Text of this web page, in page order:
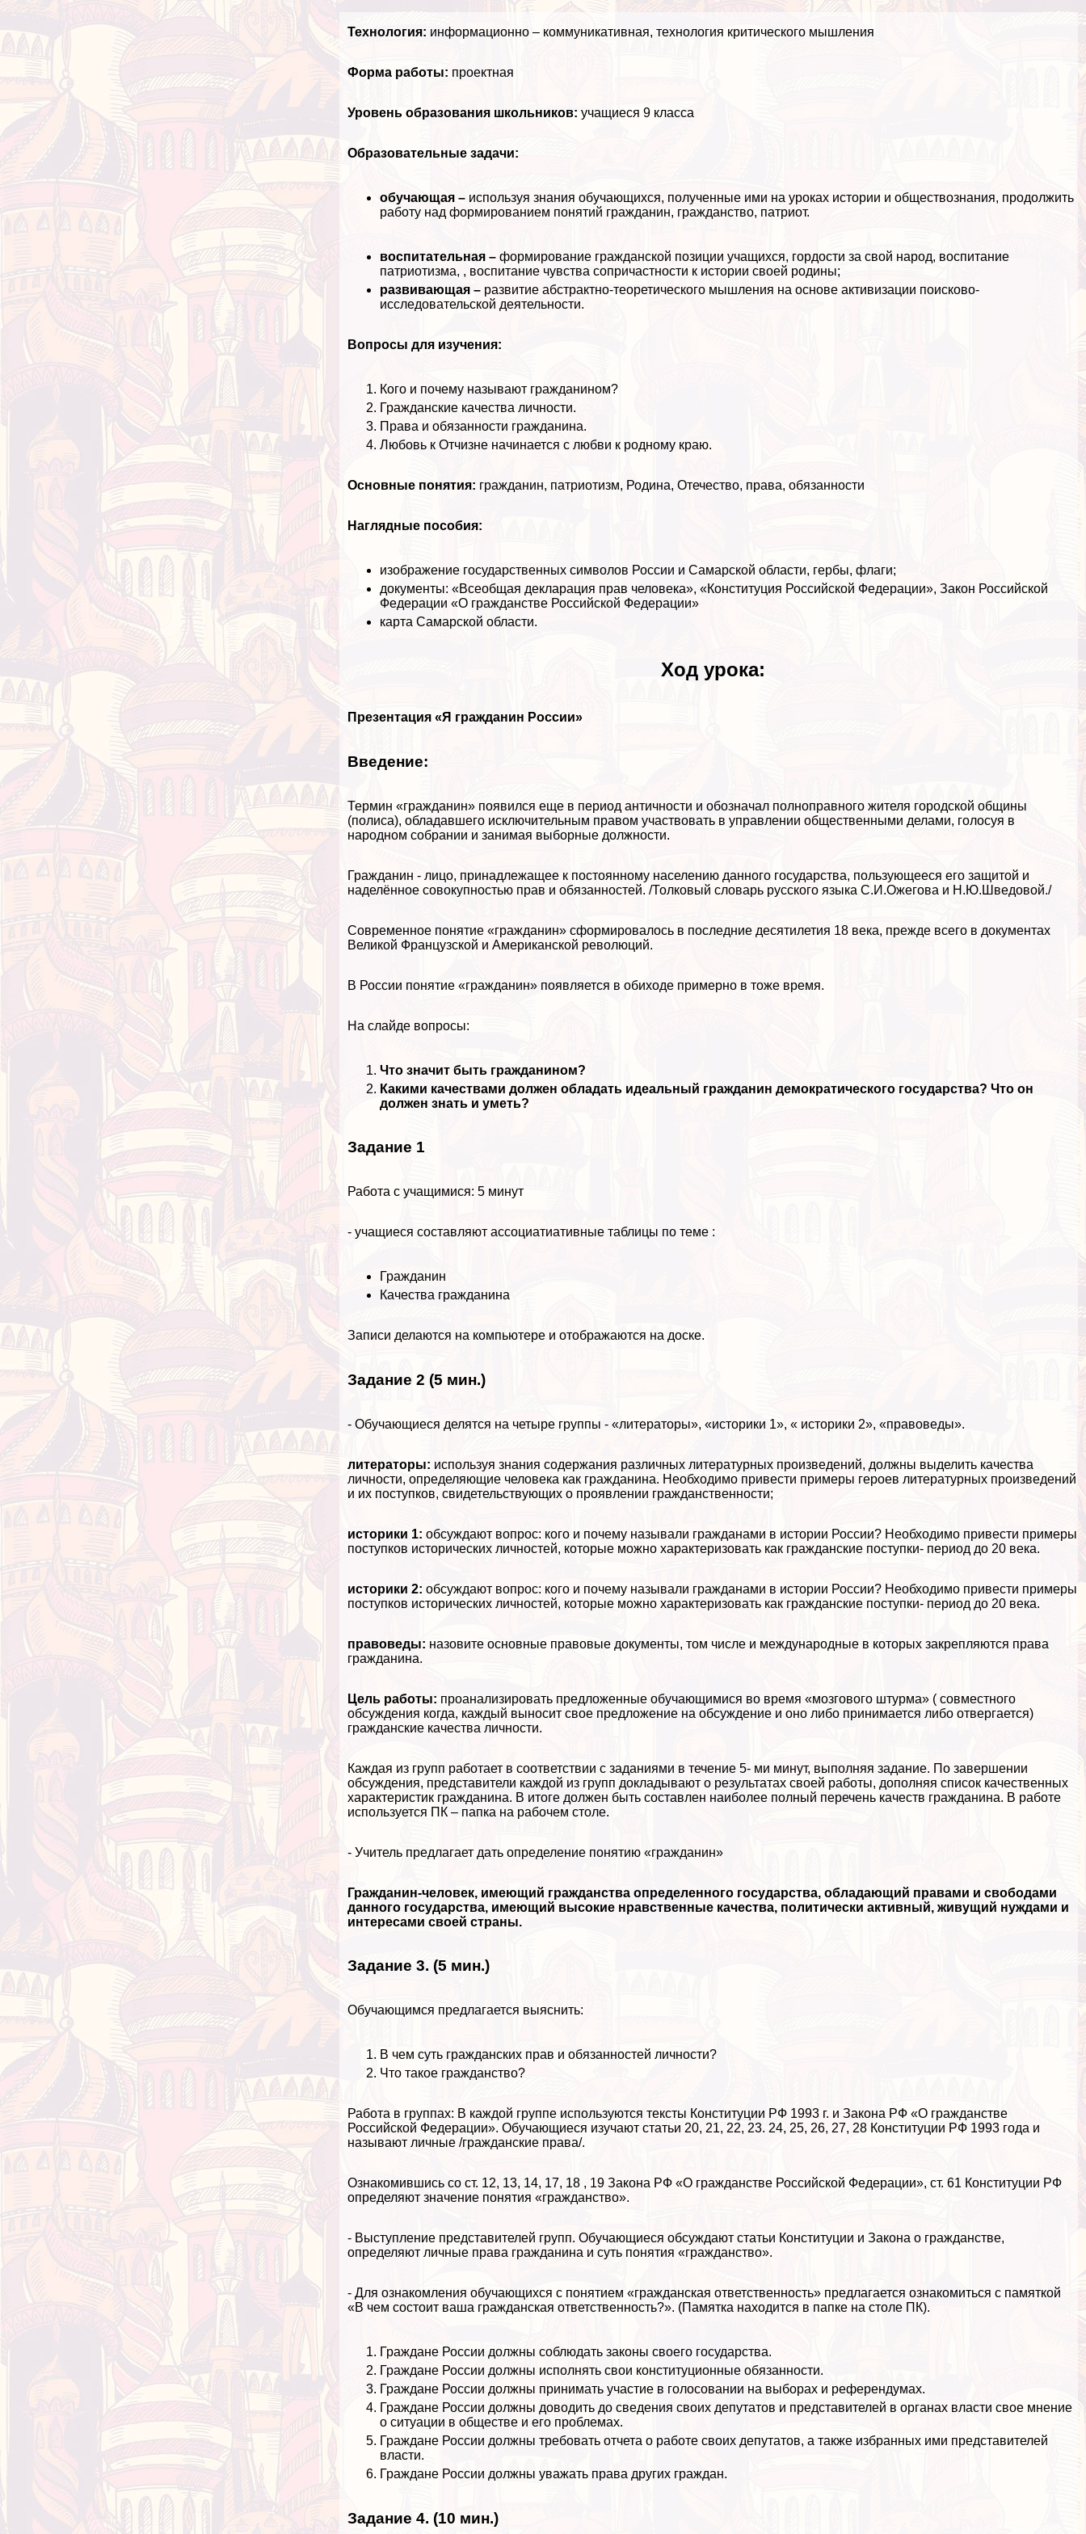
Технология: информационно – коммуникативная, технология критического мышления
Форма работы: проектная
Уровень образования школьников:учащиеся 9 класса
Образовательные задачи:
обучающая – используя знания обучающихся, полученные ими на уроках истории и обществознания, продолжить
работу над формированием понятий гражданин, гражданство, патриот.
воспитательная – формирование гражданской позиции учащихся, гордости за свой народ, воспитание
патриотизма, , воспитание чувства сопричастности к истории своей родины;
развивающая – развитие абстpaктно-теоретического мышления на основе активизации поисково-
исследовательской деятельности.
Вопросы для изучения:
Кого и почему называют гражданином?
Гражданские качества личности.
Права и обязанности гражданина.
Любовь к Отчизне начинается с любви к родному краю.
Основные понятия: гражданин, патриотизм, Родина, Отечество, права, обязанности
Наглядные пособия:
изображение государственных символов России и Самарской области, гербы, флаги;
документы: «Всеобщая декларация прав человека», «Конституция Российской Федерации», Закон Российской
Федерации «О гражданстве Российской Федерации»
карта Самарской области.
Ход урока:
Презентация «Я гражданин России»
Введение:
Термин «гражданин» появился еще в период античности и обозначал полноправного жителя городской общины
(полиса), обладавшего исключительным правом участвовать в управлении общественными делами, голосуя в
народном собрании и занимая выборные должности.
Гражданин - лицо, принадлежащее к постоянному населению данного государства, пользующееся его защитой и
наделённое совокупностью прав и обязанностей. /Толковый словарь русского языка С.И.Ожегова и Н.Ю.Шведовой./
Современное понятие «гражданин» сформировалось в последние десятилетия 18 века, прежде всего в документах
Великой Французской и Американской революций.
В России понятие «гражданин» появляется в обиходе примерно в тоже время.
На слайде вопросы:
Что значит быть гражданином?
Какими качествами должен обладать идеальный гражданин демократического государства? Что он
должен знать и уметь?
Задание 1
Работа с учащимися: 5 минут
- учащиеся составляют ассоциатиативные таблицы по теме :
Гражданин
Качества гражданина
Записи делаются на компьютере и отображаются на доске.
Задание 2 (5 мин.)
- Обучающиеся делятся на четыре группы - «литераторы», «историки 1», « историки 2», «правоведы».
литераторы: используя знания содержания различных литературных произведений, должны выделить качества
личности, определяющие человека как гражданина. Необходимо привести примеры героев литературных произведений
и их поступков, свидетельствующих о проявлении гражданственности;
историки 1:обсуждают вопрос: кого и почему называли гражданами в истории России? Необходимо привести примеры
поступков исторических личностей, которые можно хаpaктеризовать как гражданские поступки- период до 20 века.
историки 2:обсуждают вопрос: кого и почему называли гражданами в истории России? Необходимо привести примеры
поступков исторических личностей, которые можно хаpaктеризовать как гражданские поступки- период до 20 века.
правоведы: назовите основные правовые документы, том числе и международные в которых закрепляются права
гражданина.
Цель работы: проанализировать предложенные обучающимися во время «мозгового штурма» ( совместного
обсуждения когда, каждый выносит свое предложение на обсуждение и оно либо принимается либо отвергается)
гражданские качества личности.
Каждая из групп работает в соответствии с заданиями в течение 5- ми минут, выполняя задание. По завершении
обсуждения, представители каждой из групп докладывают о результатах своей работы, дополняя список качественных
хаpaктеристик гражданина. В итоге должен быть составлен наиболее полный перечень качеств гражданина. В работе
используется ПК – папка на рабочем столе.
- Учитель предлагает дать определение понятию «гражданин»
Гражданин-человек, имеющий гражданства определенного государства, обладающий правами и свободами
данного государства, имеющий высокие нравственные качества, политически активный, живущий нуждами и
интересами своей страны.
Задание 3. (5 мин.)
Обучающимся предлагается выяснить:
В чем суть гражданских прав и обязанностей личности?
Что такое гражданство?
Работа в группах: В каждой группе используются тексты Конституции РФ 1993 г. и Закона РФ «О гражданстве
Российской Федерации». Обучающиеся изучают статьи 20, 21, 22, 23. 24, 25, 26, 27, 28 Конституции РФ 1993 года и
называют личные /гражданские права/.
Ознакомившись со ст. 12, 13, 14, 17, 18 , 19 Закона РФ «О гражданстве Российской Федерации», ст. 61 Конституции РФ
определяют значение понятия «гражданство».
- Выступление представителей групп. Обучающиеся обсуждают статьи Конституции и Закона о гражданстве,
определяют личные права гражданина и суть понятия «гражданство».
- Для ознакомления обучающихся с понятием «гражданская ответственность» предлагается ознакомиться с памяткой
«В чем состоит ваша гражданская ответственность?». (Памятка находится в папке на столе ПК).
Граждане России должны соблюдать законы своего государства.
Граждане России должны исполнять свои конституционные обязанности.
Граждане России должны принимать участие в голосовании на выборах и референдумах.
Граждане России должны доводить до сведения своих депутатов и представителей в органах власти свое мнение
о ситуации в обществе и его проблемах.
Граждане России должны требовать отчета о работе своих депутатов, а также избранных ими представителей
власти.
Граждане России должны уважать права других граждан.
Задание 4. (10 мин.)